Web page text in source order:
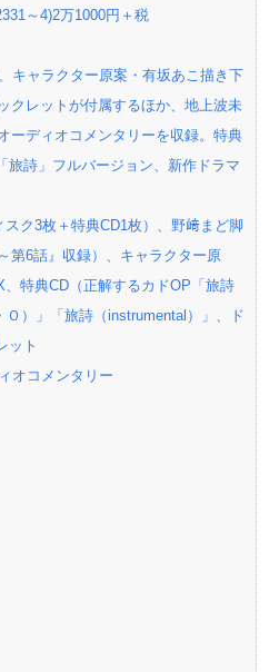
～4)2万1000円＋税
キャラクター原案・有坂あこ描き下
クレットが付属するほか、地上波未
ーディオコメンタリーを収録。特典
旅詩」フルバージョン、新作ドラマ
ク3枚＋特典CD1枚）、野﨑まど脚
第6話』収録）、キャラクター原
特典CD（正解するカドOP「旅詩
Ｏ）」「旅詩（instrumental）」、ド
ット
オコメンタリー